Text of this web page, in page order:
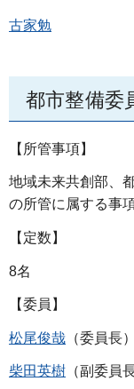
古家勉
都市整備委
【所管事項】
地域未来共創部、
の所管に属する事
【定数】
8名
【委員】
松尾俊哉 （委員長）
柴田英樹 （副委員